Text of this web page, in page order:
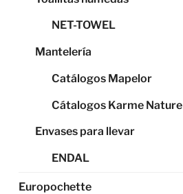
NET-TOWEL
Mantelería
Catálogos Mapelor
Cátalogos Karme Nature
Envases para llevar
ENDAL
Europochette